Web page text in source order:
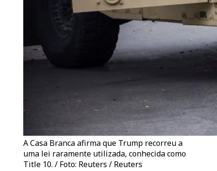
A Casa Branca afirma que Trump recorreu a
uma lei raramente utilizada, conhecida como
Title 10. / Foto: Reuters / Reuters